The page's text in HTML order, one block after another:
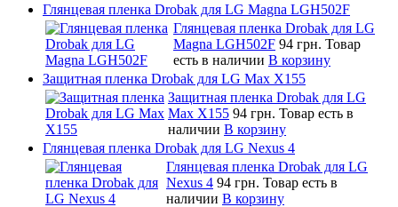
Глянцевая пленка Drobak для LG Magna LGH502F
Глянцевая пленка Drobak для LG
Magna LGH502F 94 грн. Товар
есть в наличии В корзину
Защитная пленка Drobak для LG Max X155
Защитная пленка Drobak для LG
Max X155 94 грн. Товар есть в
наличии В корзину
Глянцевая пленка Drobak для LG Nexus 4
Глянцевая пленка Drobak для LG
Nexus 4 94 грн. Товар есть в
наличии В корзину